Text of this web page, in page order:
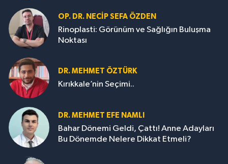
OP. DR. NECIP SEFA ÖZDEN
Rinoplasti: Görünüm ve Sağlığın Buluşma
Noktası
DR. MEHMET ÖZTÜRK
Kırıkkale’nin Seçimi..
DR. MEHMET EFE NAMLI
Bahar Dönemi Geldi, Çattı! Anne Adayları
Bu Dönemde Nelere Dikkat Etmeli?